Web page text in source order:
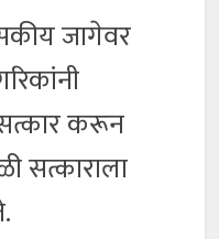
जागेवर
करून
सत्काराला